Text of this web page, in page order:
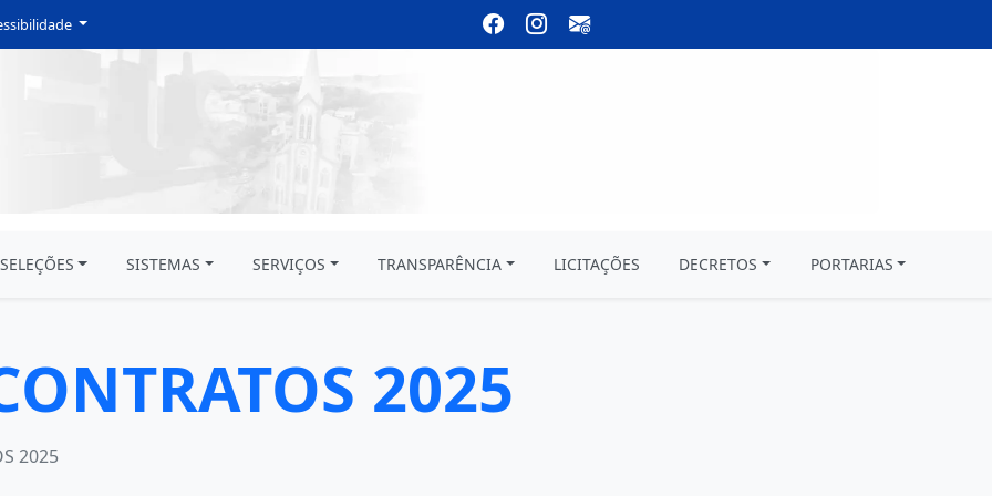
SISTEMAS SERVIÇOS TRANSPARÊNCIA LICITAÇÕES DECRETOS PORTARIAS
2025
2025